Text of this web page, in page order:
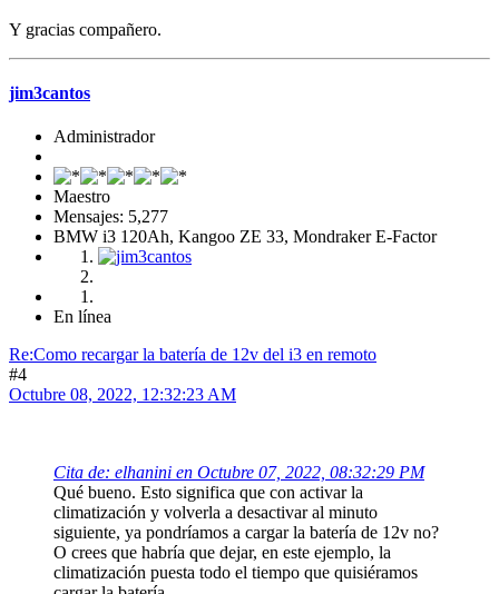
Y gracias compañero.
jim3cantos
Administrador
Maestro
Mensajes: 5,277
BMW i3 120Ah, Kangoo ZE 33, Mondraker E-Factor
En línea
Re:Como recargar la batería de 12v del i3 en remoto
#4
Octubre 08, 2022, 12:32:23 AM
Cita de: elhanini en Octubre 07, 2022, 08:32:29 PM
Qué bueno. Esto significa que con activar la
climatización y volverla a desactivar al minuto
siguiente, ya pondríamos a cargar la batería de 12v no?
O crees que habría que dejar, en este ejemplo, la
climatización puesta todo el tiempo que quisiéramos